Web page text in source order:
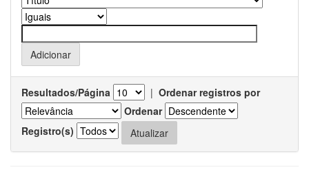
Resultados/Página | Ordenar registros por
Ordenar
Registro(s)